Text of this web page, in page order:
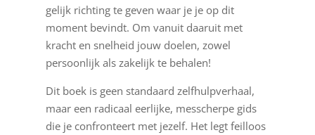
gelijk richting te geven waar je je op dit
moment bevindt. Om vanuit daaruit met
kracht en snelheid jouw doelen, zowel
persoonlijk als zakelijk te behalen!
Dit boek is geen standaard zelfhulpverhaal,
maar een radicaal eerlijke, messcherpe gids
die je confronteert met jezelf. Het legt feilloos